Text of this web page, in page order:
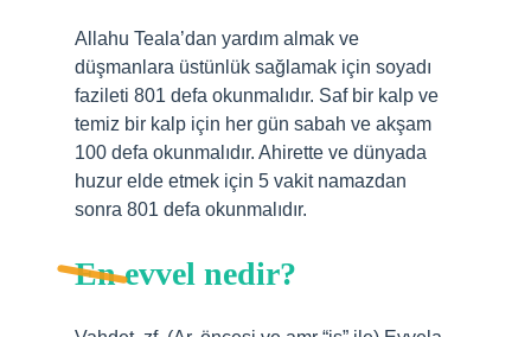
Allahu Teala’dan yardım almak ve
düşmanlara üstünlük sağlamak için soyadı
fazileti 801 defa okunmalıdır. Saf bir kalp ve
temiz bir kalp için her gün sabah ve akşam
100 defa okunmalıdır. Ahirette ve dünyada
huzur elde etmek için 5 vakit namazdan
sonra 801 defa okunmalıdır.
En evvel nedir?